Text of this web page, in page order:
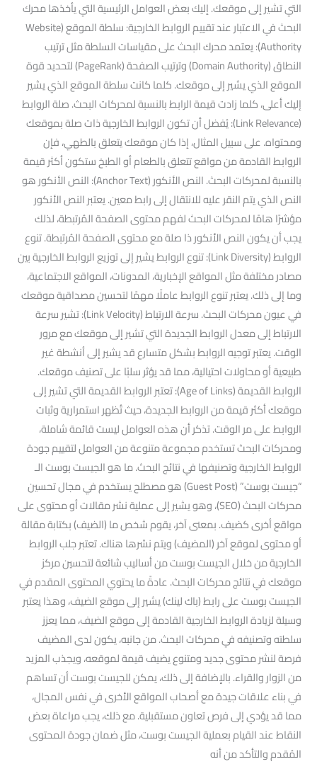
التي تشير إلى موقعك. إليك بعض العوامل الرئيسية التي يأخذها محرك
البحث في الاعتبار عند تقييم الروابط الخارجية: سلطة الموقع (Website
Authority): يعتمد محرك البحث على مقياسات السلطة مثل ترتيب
النطاق (Domain Authority) وترتيب الصفحة (PageRank) لتحديد قوة
الموقع الذي يشير إلى موقعك. كلما كانت سلطة الموقع الذي يشير
إليك أعلى، كلما زادت قيمة الرابط بالنسبة لمحركات البحث. صلة الروابط
(Link Relevance): يُفضل أن تكون الروابط الخارجية ذات صلة بموقعك
ومحتواه. على سبيل المثال، إذا كان موقعك يتعلق بالطهي، فإن
الروابط القادمة من مواقع تتعلق بالطعام أو الطبخ ستكون أكثر قيمة
بالنسبة لمحركات البحث. النص الأنكور (Anchor Text): النص الأنكور هو
النص الذي يتم النقر عليه للانتقال إلى رابط معين. يعتبر النص الأنكور
مؤشرًا هامًا لمحركات البحث لفهم محتوى الصفحة المُرتبطة، لذلك
يجب أن يكون النص الأنكور ذا صلة مع محتوى الصفحة المُرتبطة. تنوع
الروابط (Link Diversity): تنوع الروابط يشير إلى توزيع الروابط الخارجية بين
مصادر مختلفة مثل المواقع الإخبارية، المدونات، المواقع الاجتماعية،
وما إلى ذلك. يعتبر تنوع الروابط عاملًا مهمًا لتحسين مصداقية موقعك
في عيون محركات البحث. سرعة الارتباط (Link Velocity): تشير سرعة
الارتباط إلى معدل الروابط الجديدة التي تشير إلى موقعك مع مرور
الوقت. يعتبر توجيه الروابط بشكل متسارع قد يشير إلى أنشطة غير
طبيعية أو محاولات احتيالية، مما قد يؤثر سلبًا على تصنيف موقعك.
الروابط القديمة (Age of Links): تعتبر الروابط القديمة التي تشير إلى
موقعك أكثر قيمة من الروابط الجديدة، حيث تُظهر استمرارية وثبات
الروابط على مر الوقت. تذكر أن هذه العوامل ليست قائمة شاملة،
ومحركات البحث تستخدم مجموعة متنوعة من العوامل لتقييم جودة
الروابط الخارجية وتصنيفها في نتائج البحث. ما هو الجيست بوست الـ
“جيست بوست” (Guest Post) هو مصطلح يستخدم في مجال تحسين
محركات البحث (SEO)، وهو يشير إلى عملية نشر مقالات أو محتوى على
مواقع أخرى كضيف. بمعنى آخر، يقوم شخص ما (الضيف) بكتابة مقالة
أو محتوى لموقع آخر (المضيف) ويتم نشرها هناك. تعتبر جلب الروابط
الخارجية من خلال الجيست بوست من أساليب شائعة لتحسين مركز
موقعك في نتائج محركات البحث. عادةً ما يحتوي المحتوى المقدم في
الجيست بوست على رابط (باك لينك) يشير إلى موقع الضيف، وهذا يعتبر
وسيلة لزيادة الروابط الخارجية القادمة إلى موقع الضيف، مما يعزز
سلطته وتصنيفه في محركات البحث. من جانبه، يكون لدى المضيف
فرصة لنشر محتوى جديد ومتنوع يضيف قيمة لموقعه، ويجذب المزيد
من الزوار والقراء. بالإضافة إلى ذلك، يمكن للجيست بوست أن تساهم
في بناء علاقات جيدة مع أصحاب المواقع الأخرى في نفس المجال،
مما قد يؤدي إلى فرص تعاون مستقبلية. مع ذلك، يجب مراعاة بعض
النقاط عند القيام بعملية الجيست بوست، مثل ضمان جودة المحتوى
المُقدم والتأكد من أنه